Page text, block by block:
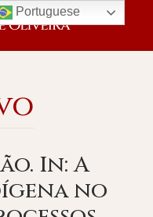
In: A
no
Portuguese